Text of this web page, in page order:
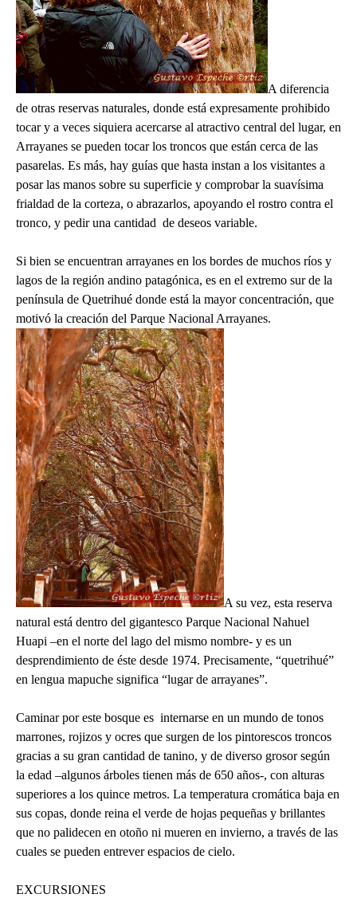
A diferencia
de otras reservas naturales, donde está expresamente prohibido
tocar y a veces siquiera acercarse al atractivo central del lugar, en
Arrayanes se pueden tocar los troncos que están cerca de las
pasarelas. Es más, hay guías que hasta instan a los visitantes a
posar las manos sobre su superficie y comprobar la suavísima
frialdad de la corteza, o abrazarlos, apoyando el rostro contra el
tronco, y pedir una cantidad de deseos variable.
Si bien se encuentran arrayanes en los bordes de muchos ríos y
lagos de la región andino patagónica, es en el extremo sur de la
península de Quetrihué donde está la mayor concentración, que
motivó la creación del Parque Nacional Arrayanes.
A su vez, esta reserva
natural está dentro del gigantesco Parque Nacional Nahuel
Huapi –en el norte del lago del mismo nombre- y es un
desprendimiento de éste desde 1974. Precisamente, “quetrihué”
en lengua mapuche significa “lugar de arrayanes”.
Caminar por este bosque es internarse en un mundo de tonos
marrones, rojizos y ocres que surgen de los pintorescos troncos
gracias a su gran cantidad de tanino, y de diverso grosor según
la edad –algunos árboles tienen más de 650 años-, con alturas
superiores a los quince metros. La temperatura cromática baja en
sus copas, donde reina el verde de hojas pequeñas y brillantes
que no palidecen en otoño ni mueren en invierno, a través de las
cuales se pueden entrever espacios de cielo.
EXCURSIONES